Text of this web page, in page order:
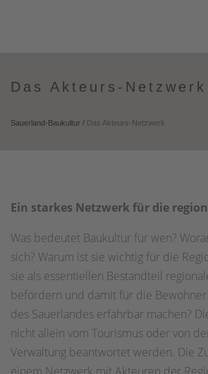
Das Akteurs-Netzwerk
Sauerland-Baukultur / Das Akteurs-Netzwerk
Ein starkes Netzwerk für die
Was bedeutet Baukultur für wen?
sich? Warum ist sie wichtig für die
sie als essentiellen Bestandteil
befördern und damit für die
des Sauerlandes erfahrbar machen?
nicht allein vom Tourismus oder von
Verwaltung beantwortet werden. Die